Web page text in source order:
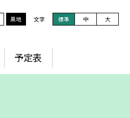
黒地 文字 標準 中 大
予定表